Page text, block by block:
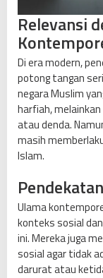
Relevansi
Di era modern,
potong tangan
negara Muslim
harfiah,
atau denda.
masih
Islam.
Ulama
konteks sosial
ini. Mereka juga
sosial agar tidak
darurat atau